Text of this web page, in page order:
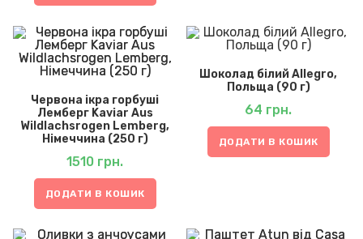
Червона ікра горбуші
Лемберг Kaviar Aus
Wildlachsrogen Lemberg,
Німеччина (250 г)
1510 грн.
ДОДАТИ В КОШИК
Шоколад білий Allegro,
Польща (90 г)
64 грн.
ДОДАТИ В КОШИК